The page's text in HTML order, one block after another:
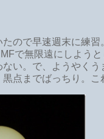
ので早速週末に練習
で無限遠にしよう
い。で、ようやくう
点までばっちり。こ